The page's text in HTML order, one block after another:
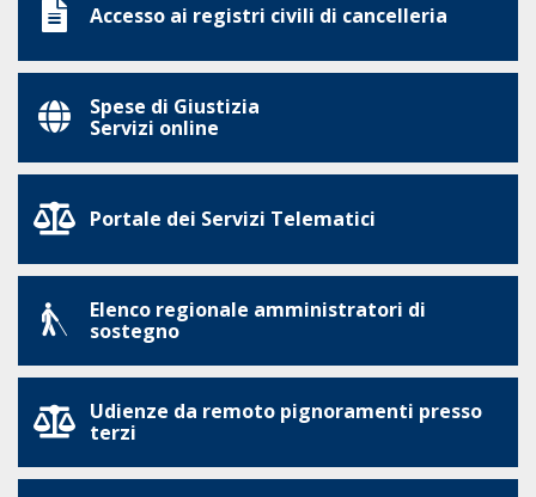
Accesso ai registri civili di cancelleria
Spese di Giustizia
Servizi online
Portale dei Servizi Telematici
Elenco regionale amministratori di
sostegno
Udienze da remoto pignoramenti presso
terzi